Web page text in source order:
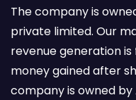
The company is
private limited. Our
revenue generation
money gained after
company is owned